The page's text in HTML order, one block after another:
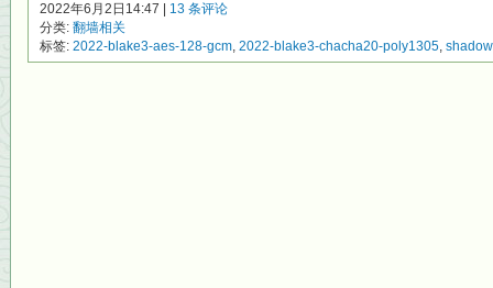
2022年6月2日14:47 | 13 条评论
分类: 翻墙相关
标签: 2022-blake3-aes-128-gcm, 2022-blake3-chacha20-poly1305,